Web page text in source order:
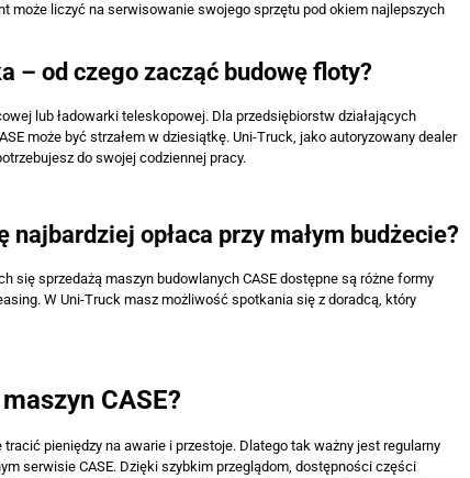
może liczyć na serwisowanie swojego sprzętu pod okiem najlepszych
– od czego zacząć budowę floty?
lub ładowarki teleskopowej. Dla przedsiębiorstw działających
może być strzałem w dziesiątkę. Uni-Truck, jako autoryzowany dealer
do swojej codziennej pracy.
opłaca przy małym budżecie?
się sprzedażą maszyn budowlanych CASE dostępne są różne formy
W Uni-Truck masz możliwość spotkania się z doradcą, który
CASE?
pieniędzy na awarie i przestoje. Dlatego tak ważny jest regularny
serwisie CASE. Dzięki szybkim przeglądom, dostępności części